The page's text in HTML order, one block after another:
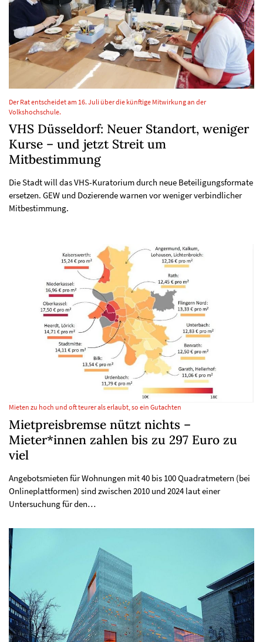
Der Rat entscheidet am 16. Juli über die künftige Mitwirkung an der
Volkshochschule.
VHS Düsseldorf: Neuer Standort, weniger
Kurse – und jetzt Streit um
Mitbestimmung
Die Stadt will das VHS-Kuratorium durch neue Beteiligungsformate
ersetzen. GEW und Dozierende warnen vor weniger verbindlicher
Mitbestimmung.
Mieten zu hoch und oft teurer als erlaubt, so ein Gutachten
Mietpreisbremse nützt nichts –
Mieter*innen zahlen bis zu 297 Euro zu
viel
Angebotsmieten für Wohnungen mit 40 bis 100 Quadratmetern (bei
Onlineplattformen) sind zwischen 2010 und 2024 laut einer
Untersuchung für den…